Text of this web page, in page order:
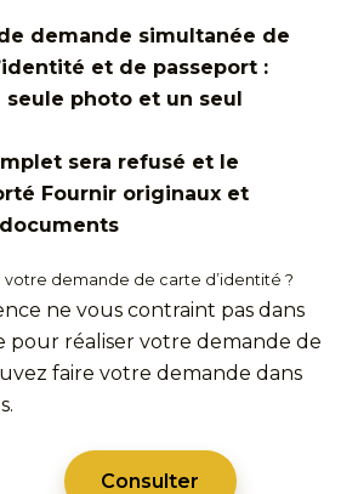
demande simultanée de
et de passeport :
seule photo et un seul
sera refusé et le
Fournir originaux et
votre demande de carte d’identité ?
ne vous contraint pas dans
pour réaliser votre demande de
faire votre demande dans
Consulter